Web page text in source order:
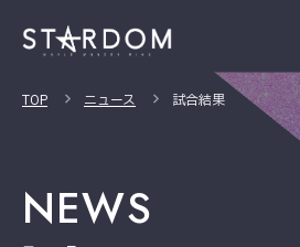
TOP ニュース 試合結果
NEWS